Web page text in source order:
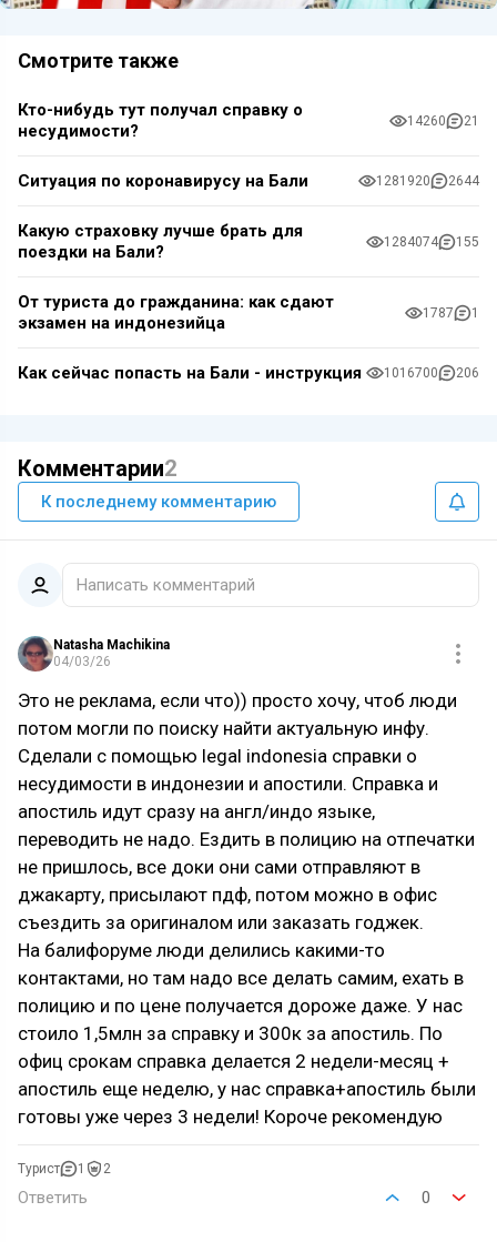
Смотрите также
Кто-нибудь тут получал справку о
несудимости?
14260 21
Ситуация по коронавирусу на Бали 1281920 2644
Какую страховку лучше брать для
поездки на Бали?
1284074 155
От туриста до гражданина: как сдают
экзамен на индонезийца
1787 1
Как сейчас попасть на Бали - инструкция 1016700 206
Комментарии2
К последнему комментарию
Написать комментарий
Natasha Machikina
04/03/26
Это не реклама, если что)) просто хочу, чтоб люди
потом могли по поиску найти актуальную инфу.
Сделали с помощью legal indonesia справки о
несудимости в индонезии и апостили. Справка и
апостиль идут сразу на англ/индо языке,
переводить не надо. Ездить в полицию на отпечатки
не пришлось, все доки они сами отправляют в
джакарту, присылают пдф, потом можно в офис
съездить за оригиналом или заказать годжек.
На балифоруме люди делились какими-то
контактами, но там надо все делать самим, ехать в
полицию и по цене получается дороже даже. У нас
стоило 1,5млн за справку и 300к за апостиль. По
офиц срокам справка делается 2 недели-месяц +
апостиль еще неделю, у нас справка+апостиль были
готовы уже через 3 недели! Короче рекомендую
Турист 1 2
Ответить 0